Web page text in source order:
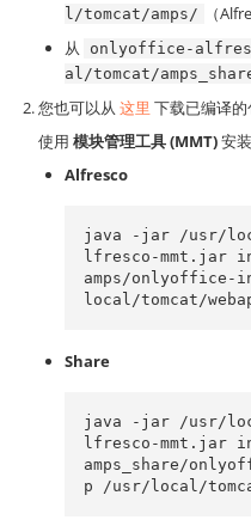
l/tomcat/amps/
（
从
onlyoffice-
al/tomcat/
您也可以从 这里 下载已编译的
使用 模块管理工具 (MMT)安
Alfresco
java -jar /usr/
lfresco-mmt.jar
amps/onlyoffice-
local/tomcat/
Share
java -jar /usr/
lfresco-mmt.jar
amps_share/
p /usr/local/